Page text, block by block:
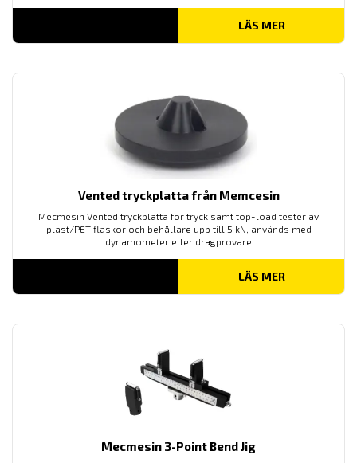
LÄS MER
Vented tryckplatta från Memcesin
Mecmesin Vented tryckplatta för tryck samt top-load tester av
plast/PET flaskor och behållare upp till 5 kN, används med
dynamometer eller dragprovare
LÄS MER
Mecmesin 3-Point Bend Jig